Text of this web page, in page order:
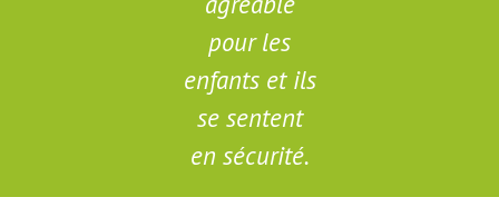
pour les
enfants et ils
se sentent
en sécurité.